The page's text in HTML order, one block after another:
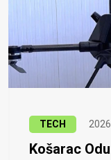
TECH
Košarac